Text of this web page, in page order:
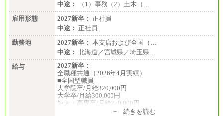
中途：
（1）事務（2）土木（…
雇用形態
2027新卒： 正社員
中途： 正社員
勤務地
2027新卒： 本支店および全国（…
中途： 北海道／宮城県／埼玉県…
給与
2027新卒：
全職種共通（2026年4月実績）
■全国型職員
大学院卒/月給320,000円
大学卒/月給300,000円
短大・高専卒/月給270,000円
+ 続きを読む